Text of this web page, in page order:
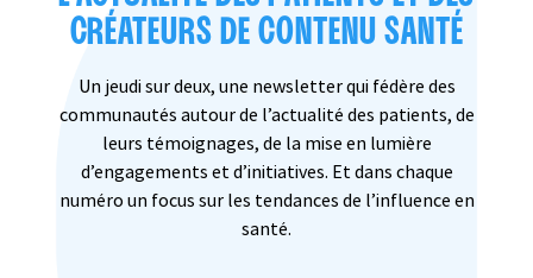
CRÉATEURS DE CONTENU SANTÉ
Un jeudi sur deux, une newsletter qui fédère des
communautés autour de l’actualité des patients, de
leurs témoignages, de la mise en lumière
d’engagements et d’initiatives. Et dans chaque
numéro un focus sur les tendances de l’influence en
santé.